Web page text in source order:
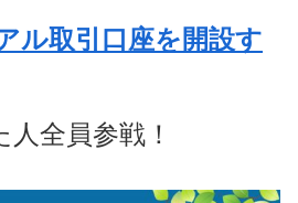
ル取引口座を開設す
全員参戦！